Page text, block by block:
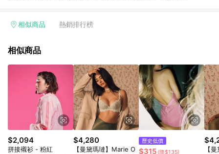
相似商品 熱銷排行榜
相似商品
$2,094
拼接襯衫 - 粉紅
$4,280
【曼黛瑪璉】Marie O
歷史低價
$315 (降$135)
【